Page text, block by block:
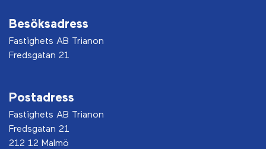
Besöksadress
Fastighets AB Trianon
Fredsgatan 21
Postadress
Fastighets AB Trianon
Fredsgatan 21
212 12 Malmö